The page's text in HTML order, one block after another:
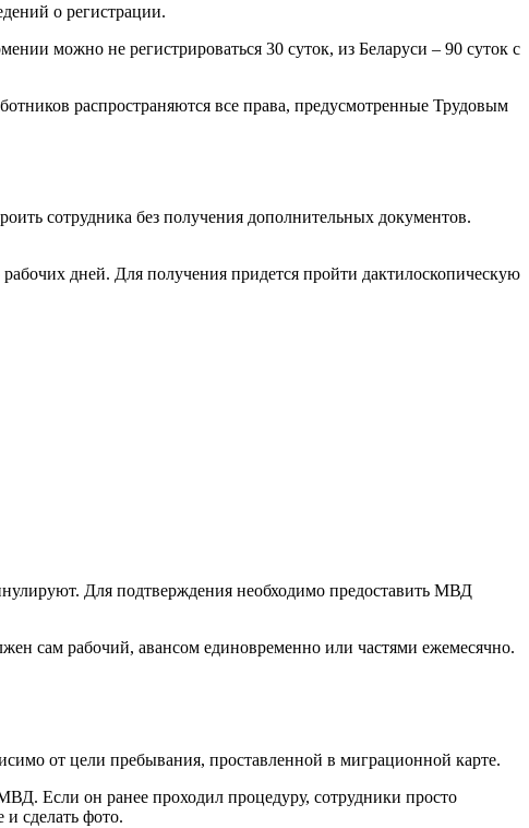
о регистрации.
можно не регистрироваться 30 суток, из Беларуси – 90 суток с
распространяются все права, предусмотренные Трудовым
сотрудника без получения дополнительных документов.
дней. Для получения придется пройти дактилоскопическую
Для подтверждения необходимо предоставить МВД
сам рабочий, авансом единовременно или частями ежемесячно.
от цели пребывания, проставленной в миграционной карте.
Если он ранее проходил процедуру, сотрудники просто
и сделать фото.